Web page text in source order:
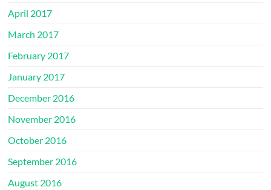
April 2017
March 2017
February 2017
January 2017
December 2016
November 2016
October 2016
September 2016
August 2016